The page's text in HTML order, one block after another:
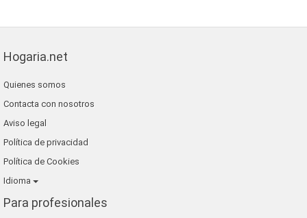
Hogaria.net
Quienes somos
Contacta con nosotros
Aviso legal
Política de privacidad
Política de Cookies
Idioma
Para profesionales